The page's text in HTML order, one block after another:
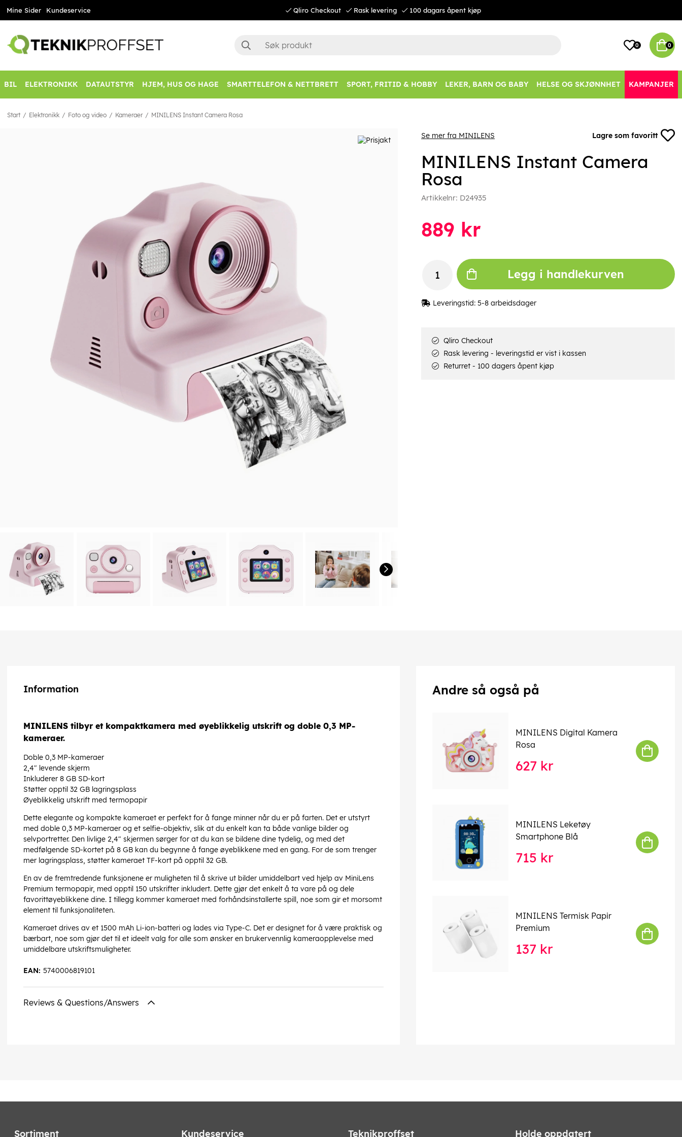
Mine Sider Kundeservice Qliro Checkout Rask levering 100 dagars åpent kjøp
0 0
BIL ELEKTRONIKK DATAUTSTYR HJEM, HUS OG HAGE SMARTTELEFON & NETTBRETT SPORT, FRITID & HOBBY LEKER, BARN OG BABY HELSE OG SKJØNNHET KAMPANJER
Start Elektronikk Foto og video Kameraer MINILENS Instant Camera Rosa
Se mer fra MINILENS Lagre som favoritt
MINILENS Instant Camera
Rosa
Artikkelnr: D24935
889 kr
Legg i handlekurven
Leveringstid: 5-8 arbeidsdager
Qliro Checkout
Rask levering - leveringstid er vist i kassen
Returret - 100 dagers åpent kjøp
Information
MINILENS tilbyr et kompaktkamera med øyeblikkelig utskrift og doble 0,3 MP-
kameraer.
Doble 0,3 MP-kameraer
2,4" levende skjerm
Inkluderer 8 GB SD-kort
Støtter opptil 32 GB lagringsplass
Øyeblikkelig utskrift med termopapir
Dette elegante og kompakte kameraet er perfekt for å fange minner når du er på farten. Det er utstyrt
med doble 0,3 MP-kameraer og et selfie-objektiv, slik at du enkelt kan ta både vanlige bilder og
selvportretter. Den livlige 2,4" skjermen sørger for at du kan se bildene dine tydelig, og med det
medfølgende SD-kortet på 8 GB kan du begynne å fange øyeblikkene med en gang. For de som trenger
mer lagringsplass, støtter kameraet TF-kort på opptil 32 GB.
En av de fremtredende funksjonene er muligheten til å skrive ut bilder umiddelbart ved hjelp av MiniLens
Premium termopapir, med opptil 150 utskrifter inkludert. Dette gjør det enkelt å ta vare på og dele
favorittøyeblikkene dine. I tillegg kommer kameraet med forhåndsinstallerte spill, noe som gir et morsomt
element til funksjonaliteten.
Kameraet drives av et 1500 mAh Li-ion-batteri og lades via Type-C. Det er designet for å være praktisk og
bærbart, noe som gjør det til et ideelt valg for alle som ønsker en brukervennlig kameraopplevelse med
umiddelbare utskriftsmuligheter.
5740006819101
EAN:
Reviews & Questions/Answers
Andre så også på
MINILENS Digital Kamera
Rosa
627 kr
MINILENS Leketøy
Smartphone Blå
715 kr
MINILENS Termisk Papir
Premium
137 kr
Sortiment Kundeservice Teknikproffset Holde oppdatert